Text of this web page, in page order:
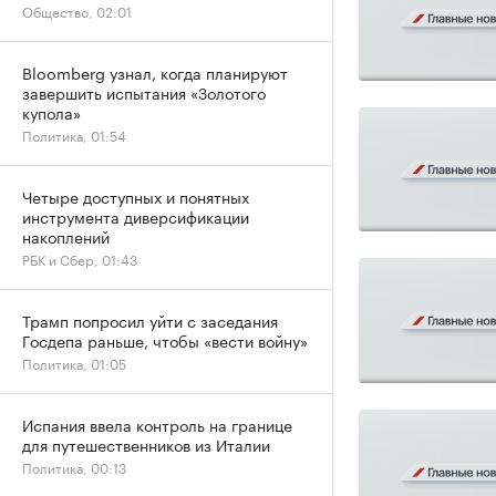
Общество, 02:01
Bloomberg узнал, когда планируют
завершить испытания «Золотого
купола»
Политика, 01:54
Четыре доступных и понятных
инструмента диверсификации
накоплений
РБК и Сбер, 01:43
Трамп попросил уйти с заседания
Госдепа раньше, чтобы «вести войну»
Политика, 01:05
Испания ввела контроль на границе
для путешественников из Италии
Политика, 00:13